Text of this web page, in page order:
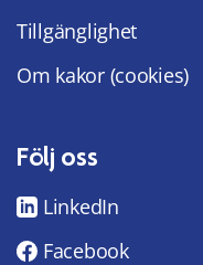
Tillgänglighet
Om kakor (cookies)
Följ oss
LinkedIn
Facebook